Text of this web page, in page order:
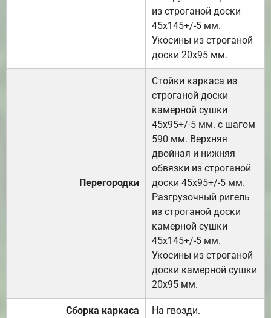
из строганой доски
45х145+/-5 мм.
Укосины из строганой
доски 20х95 мм.
Перегородки
Стойки каркаса из
строганой доски
камерной сушки
45х95+/-5 мм. с шагом
590 мм. Верхняя
двойная и нижняя
обвязки из строганой
доски 45х95+/-5 мм.
Разгрузочный ригель
из строганой доски
камерной сушки
45х145+/-5 мм.
Укосины из строганой
доски камерной сушки
20х95 мм.
Сборка каркаса На гвозди.